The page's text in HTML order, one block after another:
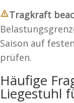
Tragkraft
Saison auf
prüfen.
Häufige
Liegestuhl